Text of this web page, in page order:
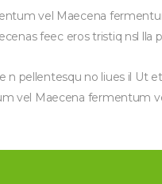
vel Maecena
feec eros tristiq nsl lla
n pellentesqu no liues il Ut
vel Maecena fermentum